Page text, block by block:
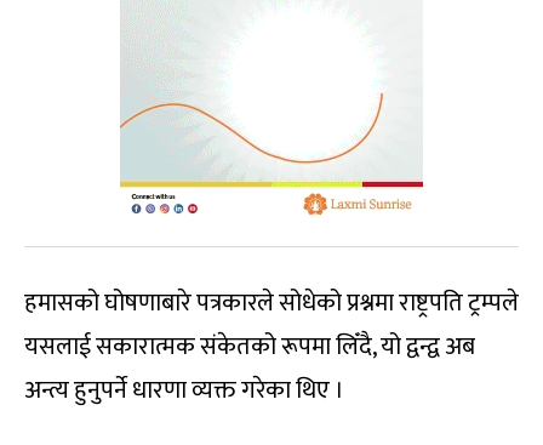
हमासको घोषणाबारे पत्रकारले सोधेको प्रश्नमा राष्ट्रपति ट्रम्पले
यसलाई सकारात्मक संकेतको रूपमा लिँदै, यो द्वन्द्व अब
अन्त्य हुनुपर्ने धारणा व्यक्त गरेका थिए ।